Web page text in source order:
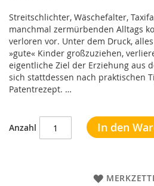
Streitschlichter, Wäschefalter,
manchmal zermürbenden Alltags
verloren vor. Unter dem Druck,
»gute« Kinder großzuziehen,
eigentliche Ziel der Erziehung aus
sich stattdessen nach praktischen
Patentrezept. …
Anzahl In den